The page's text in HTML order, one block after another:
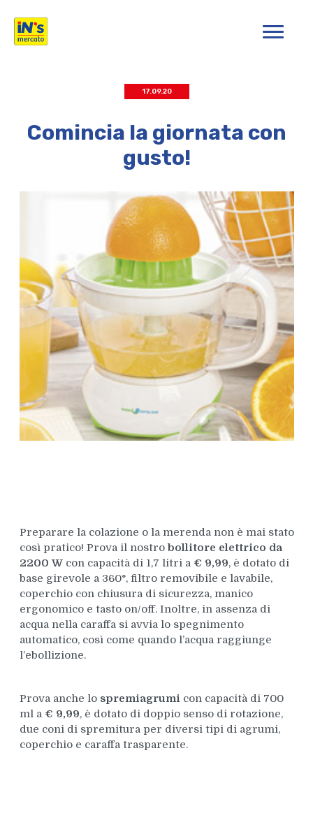
iN's Mercato
17.09.20
Comincia la giornata con
gusto!
Preparare la colazione o la merenda non è mai stato
così pratico! Prova il nostro bollitore elettrico da
2200 Wcon capacità di 1,7 litri a € 9,99, è dotato di
base girevole a 360°, filtro removibile e lavabile,
coperchio con chiusura di sicurezza, manico
ergonomico e tasto on/off. Inoltre, in assenza di
acqua nella caraffa si avvia lo spegnimento
automatico, così come quando l’acqua raggiunge
l’ebollizione.
Prova anche lo spremiagrumicon capacità di 700
ml a € 9,99, è dotato di doppio senso di rotazione,
due coni di spremitura per diversi tipi di agrumi,
coperchio e caraffa trasparente.